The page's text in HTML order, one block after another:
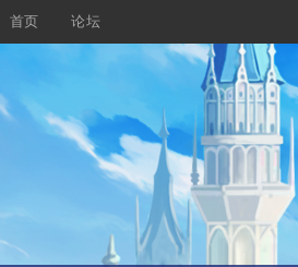
首页 论坛